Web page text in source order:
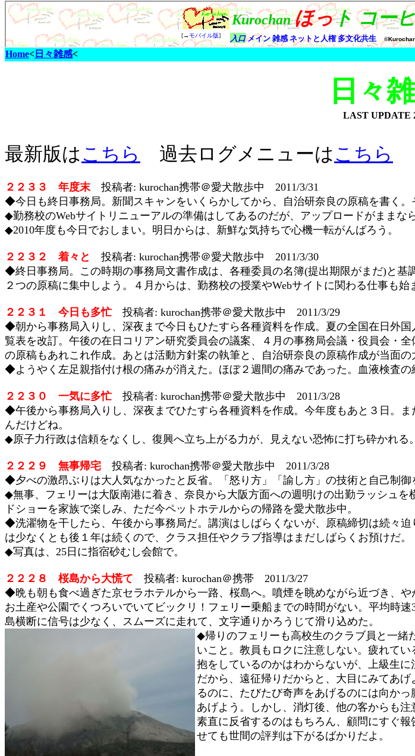
Home< 日々雑感<
日々
LAST UPDATE
最新版はこちら 過去ログメニューはこちら
２２３３ 年度末 投稿者: kurochan携帯＠愛犬散歩中 2011/3/31
◆今日も終日事務局。新聞スキャンをいくらかしてから、自治研奈良の原稿を書く
◆勤務校のWebサイトリニューアルの準備はしてあるのだが、アップロードがままな
◆2010年度も今日でおしまい。明日からは、新鮮な気持ちで心機一転がんばろう。
２２３２ 着々と 投稿者: kurochan携帯＠愛犬散歩中 2011/3/30
◆終日事務局。この時期の事務局文書作成は、各種委員の名簿(提出期限がまだ)と
２つの原稿に集中しよう。４月からは、勤務校の授業やWebサイトに関わる仕事も
２２３１ 今日も多忙 投稿者: kurochan携帯＠愛犬散歩中 2011/3/29
◆朝から事務局入りし、深夜まで今日もひたすら各種資料を作成。夏の全国在日外
覧表を改訂。午後の在日コリアン研究委員会の議案、４月の事務局会議・役員会・
の原稿もあれこれ作成。あとは活動方針案の執筆と、自治研奈良の原稿作成が当面
◆ようやく左足親指付け根の痛みが消えた。ほぼ２週間の痛みであった。血液検査の
２２３０ 一気に多忙 投稿者: kurochan携帯＠愛犬散歩中 2011/3/28
◆午後から事務局入りし、深夜までひたすら各種資料を作成。今年度もあと３日。
んだけどね。
◆原子力行政は信頼をなくし、復興へ立ち上がる力が、見えない恐怖に打ち砕かれる
２２２９ 無事帰宅 投稿者: kurochan携帯＠愛犬散歩中 2011/3/28
◆夕べの激昂ぶりは大人気なかったと反省。「怒り方」「諭し方」の技術と自己制御
◆無事、フェリーは大阪南港に着き、奈良から大阪方面への週明けの出勤ラッシュを
ドショーを家族で楽しみ、ただ今ペットホテルからの帰路を愛犬散歩中。
◆洗濯物を干したら、午後から事務局だ。講演はしばらくないが、原稿締切は続々
は少なくとも後１年は続くので、クラス担任やクラブ指導はまだしばらくお預けだ。
◆写真は、25日に指宿砂むし会館で。
２２２８ 桜島から大慌て 投稿者: kurochan＠携帯 2011/3/27
◆晩も朝も食べ過ぎた京セラホテルから一路、桜島へ。噴煙を眺めながら近づき、や
お土産や公園でくつろいでいてビックリ！フェリー乗船までの時間がない。平均時
島横断に信号は少なく、スムーズに走れて、文字通りかろうじて滑り込めた。
◆帰りのフェリーも高校生のクラブ員と一緒
いこと。教員もロクに注意しない。疲れて
抱をしているのかはわからないが、上級生
だから、遠征帰りだからと、大目にみてあ
るのに、たびたび奇声をあげるのには向か
あげよう。しかし、消灯後、他の客からも
素直に反省するのはもちろん、顧問にすぐ
せても世間の評判は下がるばかりだよ。